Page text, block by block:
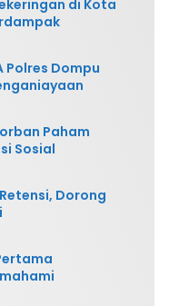
di Kota
Polres Dompu
Paham
Sosial
Dorong